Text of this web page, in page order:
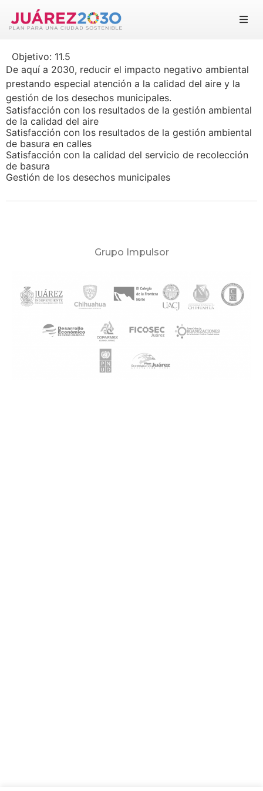
Suma tu esfuerzo
Blog
Objetivo: 11.5
De aquí a 2030, reducir el impacto negativo ambiental
prestando especial atención a la calidad del aire y la
gestión de los desechos municipales.
Satisfacción con los resultados de la gestión ambiental
de la calidad del aire
Satisfacción con los resultados de la gestión ambiental
de basura en calles
Satisfacción con la calidad del servicio de recolección
de basura
Gestión de los desechos municipales
Grupo Impulsor